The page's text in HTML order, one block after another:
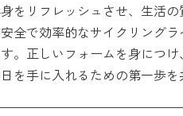
をリフレッシュさせ、生活の
全で効率的なサイクリング
。正しいフォームを身につけ
を手に入れるための第一歩